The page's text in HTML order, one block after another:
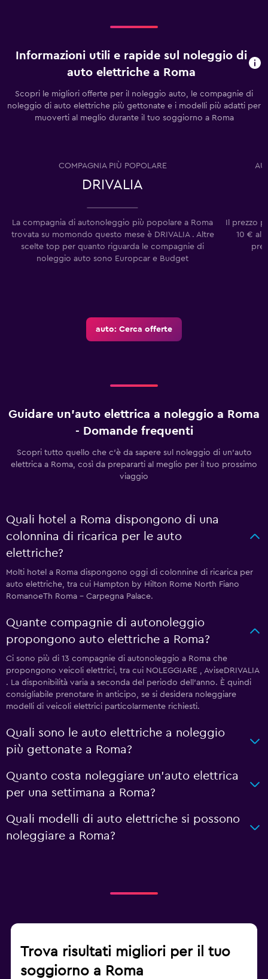
noleggio
giorno
Informazioni utili e rapide sul noleggio di
auto elettriche a Roma
Scopri le migliori offerte per il noleggio auto, le compagnie di
noleggio di auto elettriche più gettonate e i modelli più adatti per
muoverti al meglio durante il tuo soggiorno a Roma
COMPAGNIA PIÙ POPOLARE
DRIVALIA
La compagnia di autonoleggio più popolare a Roma
trovata su momondo questo mese è DRIVALIA . Altre
scelte top per quanto riguarda le compagnie di
noleggio auto sono Europcar e Budget
Il prezzo
10 € al
auto: Cerca offerte
Guidare un'auto elettrica a noleggio a Roma
- Domande frequenti
Scopri tutto quello che c'è da sapere sul noleggio di un'auto
elettrica a Roma, così da prepararti al meglio per il tuo prossimo
viaggio
Quali hotel a Roma dispongono di una
colonnina di ricarica per le auto
elettriche?
Molti hotel a Roma dispongono oggi di colonnine di ricarica per
auto elettriche, tra cui Hampton by Hilton Rome North Fiano
RomanoeTh Roma - Carpegna Palace.
Quante compagnie di autonoleggio
propongono auto elettriche a Roma?
Ci sono più di 13 compagnie di autonoleggio a Roma che
propongono veicoli elettrici, tra cui NOLEGGIARE , AviseDRIVALIA
. La disponibilità varia a seconda del periodo dell'anno. È quindi
consigliabile prenotare in anticipo, se si desidera noleggiare
modelli di veicoli elettrici particolarmente richiesti.
Quali sono le auto elettriche a noleggio
più gettonate a Roma?
Quanto costa noleggiare un'auto elettrica
per una settimana a Roma?
Quali modelli di auto elettriche si possono
noleggiare a Roma?
Trova risultati migliori per il tuo
soggiorno a Roma